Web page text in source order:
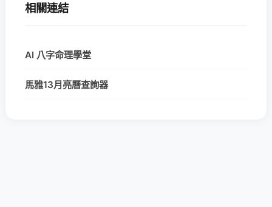
相關連結
AI 八字命理學堂
馬雅13月亮曆查詢器